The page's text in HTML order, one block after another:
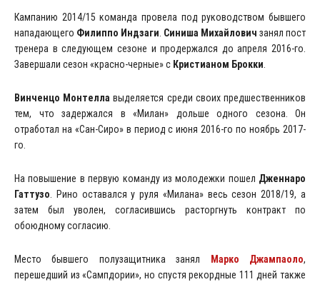
Кампанию 2014/15 команда провела под руководством бывшего
нападающего Филиппо Индзаги Синиша Михайлович занял пост
тренера в следующем сезоне и продержался до апреля 2016-го.
Завершали сезон «красно-черные» с Кристианом Брокки
Винченцо Монтелла выделяется среди своих предшественников
тем, что задержался в «Милан» дольше одного сезона. Он
отработал на «Сан-Сиро» в период с июня 2016-го по ноябрь 2017-
го.
На повышение в первую команду из молодежки пошел Дженнаро
Гаттузо . Рино оставался у руля «Милана» весь сезон 2018/19, а
затем был уволен, согласившись расторгнуть контракт по
обоюдному согласию.
Место бывшего полузащитника занял Марко Джампаоло,
перешедший из «Сампдории», но спустя рекордные 111 дней также